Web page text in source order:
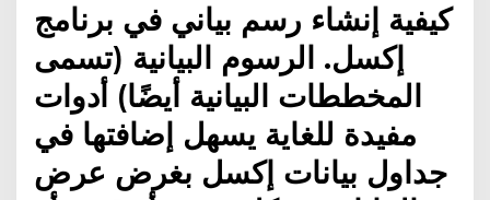
كيفية إنشاء رسم بياني في برنامج
إكسل. الرسوم البيانية (تسمى
المخططات البيانية أيضًا) أدوات
مفيدة للغاية يسهل إضافتها في
جداول بيانات إكسل بغرض عرض